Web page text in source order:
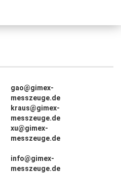
gao@gimex-
messzeuge.de
kraus@gimex-
messzeuge.de
xu@gimex-
messzeuge.de
info@gimex-
messzeuge.de